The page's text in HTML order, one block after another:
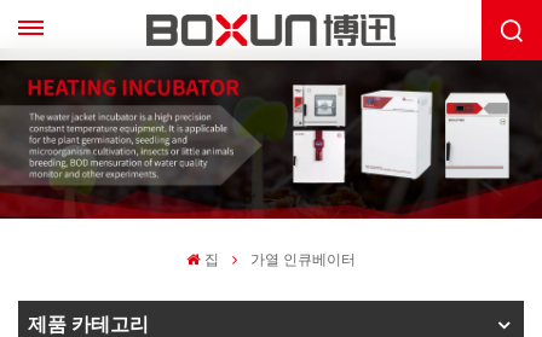
집 가열 인큐베이터
제품 카테고리